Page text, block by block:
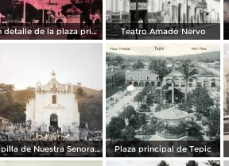
Un detalle de la plaza principal ( Circulada el 5 de Junio de 1945 ). Teatro Amado Nervo
Capilla de Nuestra Senora de Guadalupe en Barranca el Pichon. Plaza principal de Tepic